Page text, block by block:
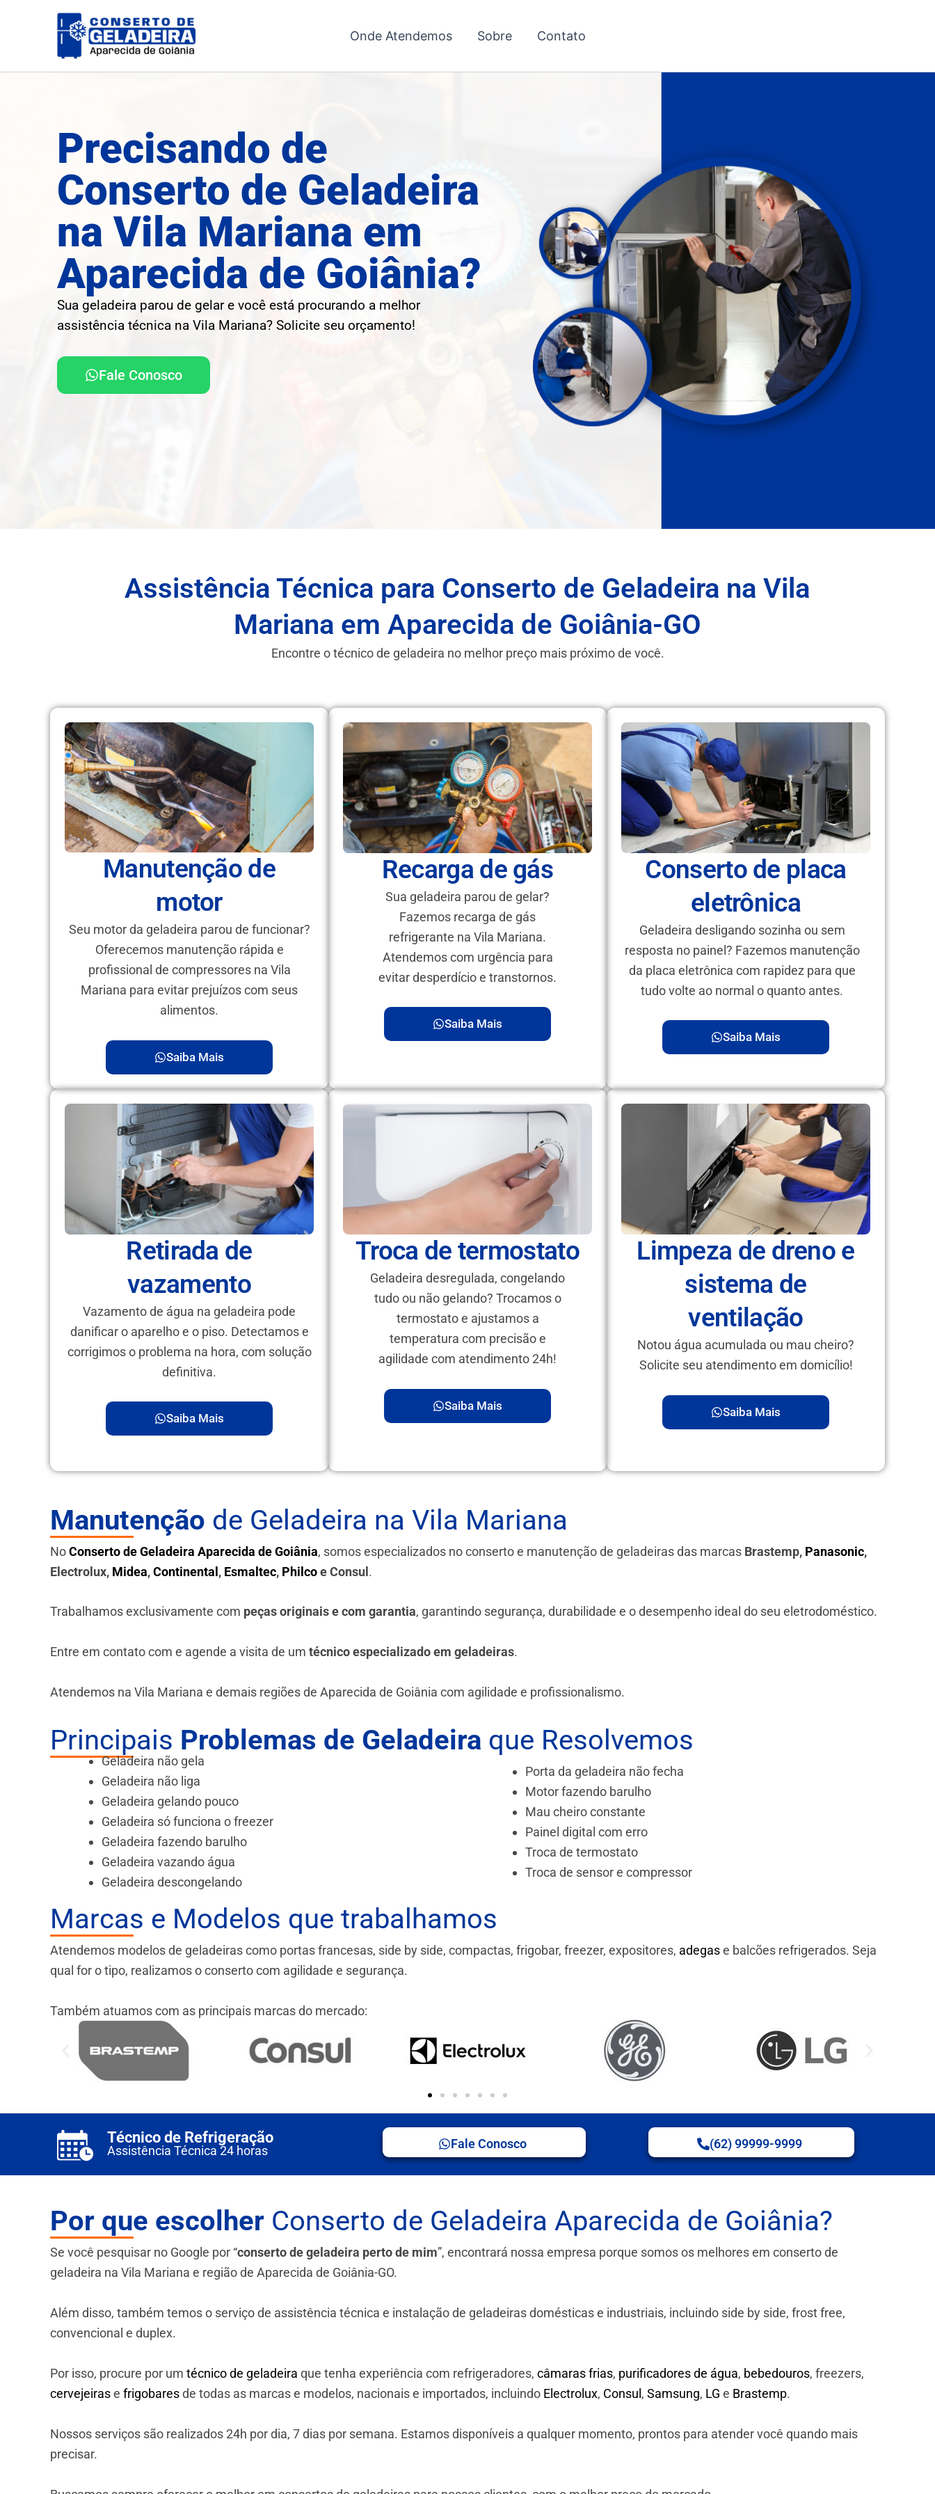
conteúdo
Onde Atendemos Sobre Contato
Precisando de
Conserto de Geladeira
na Vila Mariana em
Aparecida de Goiânia?
Sua geladeira parou de gelar e você está procurando a melhor
assistência técnica na Vila Mariana? Solicite seu orçamento!
Fale Conosco
Assistência Técnica para Conserto de Geladeira na Vila
Mariana em Aparecida de Goiânia-GO
Encontre o técnico de geladeira no melhor preço mais próximo de você.
Manutenção de
motor
Seu motor da geladeira parou de funcionar?
Oferecemos manutenção rápida e
profissional de compressores na Vila
Mariana para evitar prejuízos com seus
alimentos.
Saiba Mais
Recarga de gás
Sua geladeira parou de gelar?
Fazemos recarga de gás
refrigerante na Vila Mariana.
Atendemos com urgência para
evitar desperdício e transtornos.
Saiba Mais
Conserto de placa
eletrônica
Geladeira desligando sozinha ou sem
resposta no painel? Fazemos manutenção
da placa eletrônica com rapidez para que
tudo volte ao normal o quanto antes.
Saiba Mais
Retirada de
vazamento
Vazamento de água na geladeira pode
danificar o aparelho e o piso. Detectamos e
corrigimos o problema na hora, com solução
definitiva.
Saiba Mais
Troca de termostato
Geladeira desregulada, congelando
tudo ou não gelando? Trocamos o
termostato e ajustamos a
temperatura com precisão e
agilidade com atendimento 24h!
Saiba Mais
Limpeza de dreno e
sistema de
ventilação
Notou água acumulada ou mau cheiro?
Solicite seu atendimento em domicílio!
Saiba Mais
Manutenção de Geladeira na Vila Mariana
NoConserto de Geladeira Aparecida de Goiânia, somos especializados no conserto e manutenção de geladeiras das marcas Brastemp, Panasonic,
Electrolux, Midea,Continental, Esmaltec, Philcoe Consul.
Trabalhamos exclusivamente com peças originais e com garantia, garantindo segurança, durabilidade e o desempenho ideal do seu eletrodoméstico.
Entre em contato com e agende a visita de um técnico especializado em geladeiras.
Atendemos na Vila Mariana e demais regiões de Aparecida de Goiânia com agilidade e profissionalismo.
Principais Problemas de Geladeira que Resolvemos
Geladeira não gela
Geladeira não liga
Geladeira gelando pouco
Geladeira só funciona o freezer
Geladeira fazendo barulho
Geladeira vazando água
Geladeira descongelando
Porta da geladeira não fecha
Motor fazendo barulho
Mau cheiro constante
Painel digital com erro
Troca de termostato
Troca de sensor e compressor
Marcas e Modelos que trabalhamos
Atendemos modelos de geladeiras como portas francesas, side by side, compactas, frigobar, freezer, expositores, adegase balcões refrigerados. Seja
qual for o tipo, realizamos o conserto com agilidade e segurança.
Também atuamos com as principais marcas do mercado:
Técnico de Refrigeração
Assistência Técnica 24 horas Fale Conosco (62) 99999-9999
Por que escolher Conserto de Geladeira Aparecida de Goiânia?
Se você pesquisar no Google por “conserto de geladeira perto de mim”, encontrará nossa empresa porque somos os melhores em conserto de
geladeira na Vila Mariana e região de Aparecida de Goiânia-GO.
Além disso, também temos o serviço de assistência técnica e instalação de geladeiras domésticas e industriais, incluindo side by side, frost free,
convencional e duplex.
Por isso, procure por um técnico de geladeira que tenha experiência com refrigeradores, câmaras frias, purificadores de água, bebedouros, freezers,
cervejeirase frigobaresde todas as marcas e modelos, nacionais e importados, incluindo Electrolux, Consul , Samsung, LG e Brastemp.
Nossos serviços são realizados 24h por dia, 7 dias por semana. Estamos disponíveis a qualquer momento, prontos para atender você quando mais
precisar.